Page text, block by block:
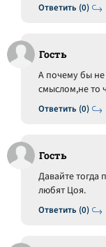
Ответить (0)
Гость
Ответить (0)
А почему бы
смыслом,не то
Гость
Ответить (0)
Давайте тогда
любят Цоя.